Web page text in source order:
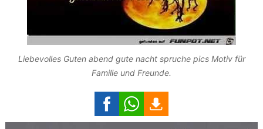
Liebevolles Guten abend gute nacht spruche pics Motiv für
Familie und Freunde.